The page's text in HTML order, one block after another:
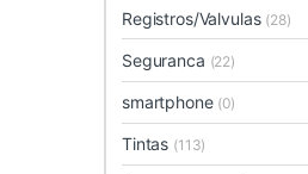
Registros/Valvulas (28)
Seguranca (22)
smartphone (0)
Tintas (113)